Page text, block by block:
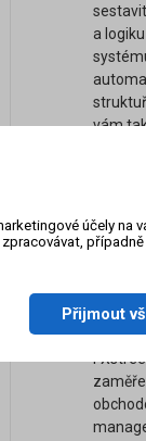
a
vám
Nový
Money-
Zcela
účely na
případně
Přijmout